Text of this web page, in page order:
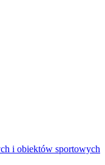
i obiektów sportowych